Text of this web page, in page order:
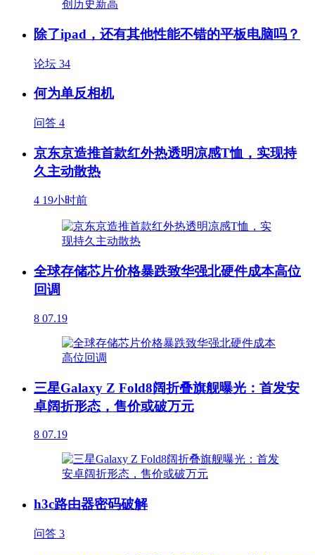
除了ipad，还有其他性能不错的平板电脑吗？
论坛 34
何为单反相机
问答 4
京东京造推首款红外热透明凉感T恤，实现持
久主动散热
4 19小时前
全球存储芯片价格暴跌致华强北硬件成本高位
回调
8 07.19
三星Galaxy Z Fold8阔折叠旗舰曝光：首发安
卓阔折形态，售价或破万元
8 07.19
h3c路由器密码破解
问答 3